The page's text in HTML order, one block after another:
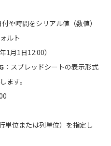
付や時間をシリアル値（数値）
ルト
1月1日12:00）
：スプレッドシートの表示形式
ます。
単位または列単位）を指定し